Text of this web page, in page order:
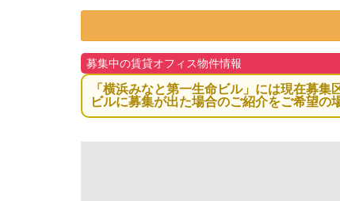
募集中の賃貸オフィス物件情報
「横浜みなと第一生命ビル」には現在募
ビルに募集が出た場合のご紹介をご希望の